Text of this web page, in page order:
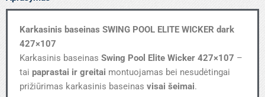
Karkasinis baseinas SWING POOL ELITE WICKER dark
427×107
Karkasinis baseinas Swing Pool Elite Wicker 427×107 –
tai paprastai ir greitai montuojamas bei nesudėtingai
prižiūrimas karkasinis baseinas visai šeimai.